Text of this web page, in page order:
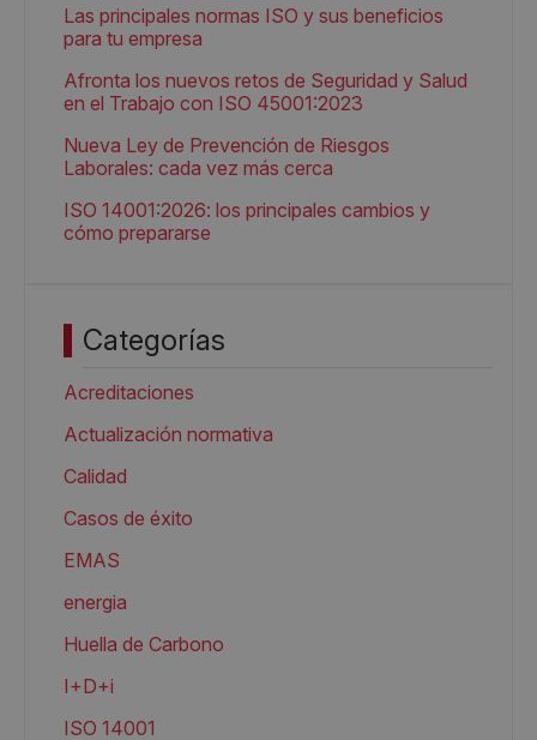
Las principales normas ISO y sus beneficios
para tu empresa
Afronta los nuevos retos de Seguridad y Salud
en el Trabajo con ISO 45001:2023
Nueva Ley de Prevención de Riesgos
Laborales: cada vez más cerca
ISO 14001:2026: los principales cambios y
cómo prepararse
Categorías
Acreditaciones
Actualización normativa
Calidad
Casos de éxito
EMAS
energia
Huella de Carbono
I+D+i
ISO 14001